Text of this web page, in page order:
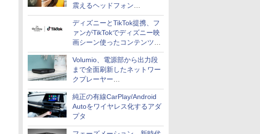
震えるヘッドフォン
「Crusher 1080 ANC」
ディズニーとTikTok提携、フ
ァンがTikTokでディズニー映
画シーン使ったコンテンツ制
作、Disney+にも配信
Volumio、電源部から出力段
まで全面刷新したネットワー
クプレーヤー
「Primo（2026）」
純正の有線CarPlay/Android
Autoをワイヤレス化するアダ
プタ